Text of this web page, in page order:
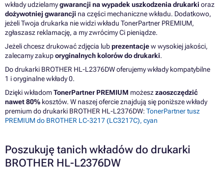
wkłady udzielamygwarancji na wypadek uszkodzenia drukarki oraz
dożywotniej gwarancji na części mechaniczne wkładu. Dodatkowo,
jeżeli Twoja drukarka nie widzi wkładu TonerPartner PREMIUM,
zgłaszasz reklamację, a my zwrócimy Ci pieniądze.
Jeżeli chcesz drukować zdjęcia lubprezentacjew wysokiej jakości,
zalecamy zakuporyginalnych kolorów do drukarki.
Do drukarki BROTHER HL-L2376DW oferujemy wkłady kompatybilne
1 i oryginalne wkłady 0.
Dzięki wkładomTonerPartner PREMIUM możeszzaoszczędzić
nawet 80% kosztów. W naszej ofercie znajdują się poniższe wkłady
premium do drukarki BROTHER HL-L2376DW: TonerPartner tusz
PREMIUM do BROTHER LC-3217 (LC3217C), cyan
Poszukuję tanich wkładów do drukarki
BROTHER HL-L2376DW